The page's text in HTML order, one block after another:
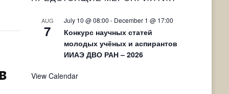
AUG
7
July 10 @ 08:00 - December 1 @ 17:00
Конкурс научных статей
молодых учёных и аспирантов
ИИАЭ ДВО РАН – 2026
View Calendar